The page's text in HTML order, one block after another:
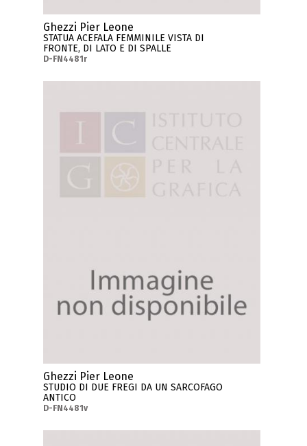
Ghezzi Pier Leone
STATUA ACEFALA FEMMINILE VISTA DI
FRONTE, DI LATO E DI SPALLE
D-FN4481r
Ghezzi Pier Leone
STUDIO DI DUE FREGI DA UN SARCOFAGO
ANTICO
D-FN4481v